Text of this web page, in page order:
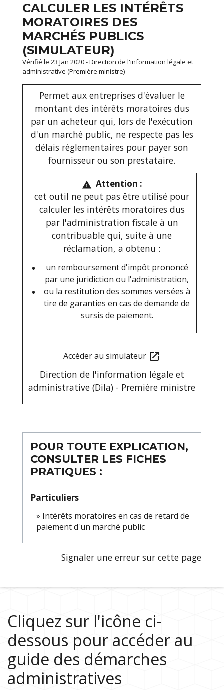
CALCULER LES INTÉRÊTS
MORATOIRES DES
MARCHÉS PUBLICS
(SIMULATEUR)
Vérifié le 23 Jan 2020 - Direction de l'information légale et
administrative (Première ministre)
Permet aux entreprises d'évaluer le
montant des intérêts moratoires dus
par un acheteur qui, lors de l'exécution
d'un marché public, ne respecte pas les
délais réglementaires pour payer son
fournisseur ou son prestataire.
warning Attention :
cet outil ne peut pas être utilisé pour
calculer les intérêts moratoires dus
par l'administration fiscale à un
contribuable qui, suite à une
réclamation, a obtenu :
un remboursement d'impôt prononcé
par une juridiction ou l'administration,
ou la restitution des sommes versées à
tire de garanties en cas de demande de
sursis de paiement.
Accéder au simulateur open_in_new
Direction de l'information légale et
administrative (Dila) - Première ministre
POUR TOUTE EXPLICATION,
CONSULTER LES FICHES
PRATIQUES :
Particuliers
Intérêts moratoires en cas de retard de
paiement d'un marché public
Signaler une erreur sur cette page
Cliquez sur l'icône ci-
dessous pour accéder au
guide des démarches
administratives